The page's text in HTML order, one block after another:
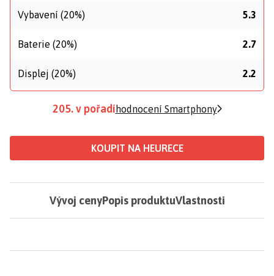
Vybavení (20%) 5.3
Baterie (20%) 2.7
Displej (20%) 2.2
205. v pořadí hodnocení Smartphony
KOUPIT NA HEURECE
Vývoj cenyPopis produktuVlastnosti